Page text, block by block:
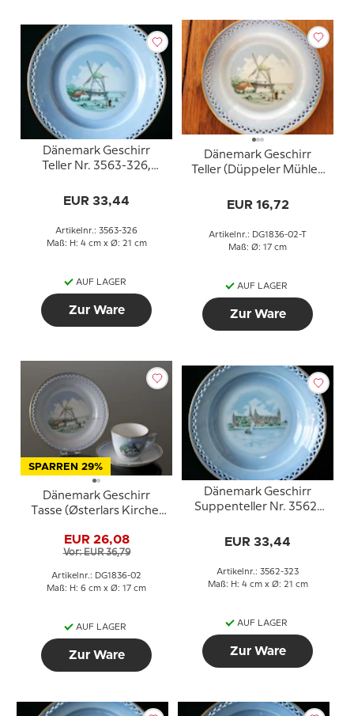
Dänemark Geschirr
Teller Nr. 3563-326,
EUR 33,44
Artikelnr.: 3563-326
Maß: H: 4 cm x Ø: 21 cm
AUF LAGER
Zur Ware
Dänemark Geschirr
Teller (Düppeler Mühle),
EUR 16,72
Artikelnr.: DG1836-02-T
Maß: Ø: 17 cm
AUF LAGER
Zur Ware
SPARREN 29%
Dänemark Geschirr
Tasse (Østerlars Kirche)
Mühle), Bing & Gröndahl
EUR 26,08
Vor: EUR 36,79
Artikelnr.: DG1836-02
Maß: H: 6 cm x Ø: 17 cm
AUF LAGER
Zur Ware
Dänemark Geschirr
Suppenteller Nr. 3562-
EUR 33,44
Artikelnr.: 3562-323
Maß: H: 4 cm x Ø: 21 cm
AUF LAGER
Zur Ware